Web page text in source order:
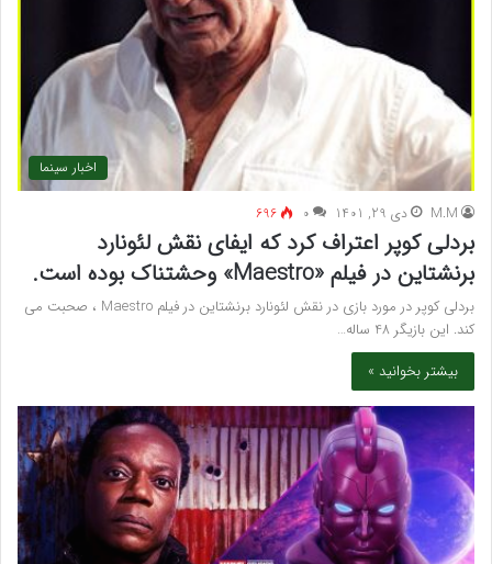
اخبار سینما
M.M دی 29, 1401 ۰ 696
بردلی کوپر اعتراف کرد که ایفای نقش لئونارد
برنشتاین در فیلم «Maestro» وحشتناک بوده است.
بردلی کوپر در مورد بازی در نقش لئونارد برنشتاین در فیلم Maestro ، صحبت می
کند. این بازیگر 48 ساله…
بیشتر بخوانید »